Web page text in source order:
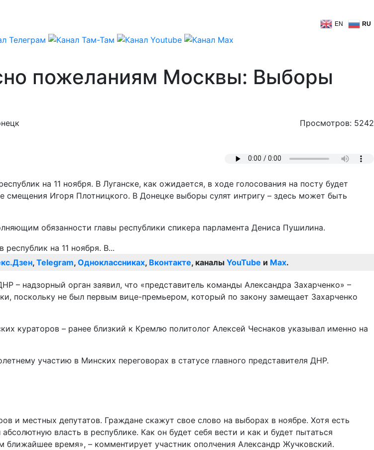
EN RU
пожеланиям Москвы: Выборы
Просмотров: 5242
на 11 ноября. В Луганске, как ожидается, в ходе голосования на посту будет
Игоря Плотницкого. В Донецке выборы сулят интригу – здесь может быть
обязанности главы республики спикера парламента Дениса Пушилина.
, Telegram, Одноклассниках, Вконтакте, каналы YouTube и Max.
– надзорный орган заявил, что «представитель команды Александра Захарченко» –
поскольку не был первым вице-премьером, который по закону замещает Захарченко
кураторов – ранее близкий к Кремлю политолог Алексей Чеснаков указывал именно на
участию в Минских переговорах в статусе главного представителя ДНР.
и местных депутатов. Граждане скажут свое слово на выборах в ноябре. Хотя есть
власть в республике. Как он будет себя вести и как и будет пытаться
время», – комментирует участник ополчения Александр Жучковский.